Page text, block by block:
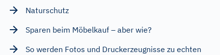
Naturschutz
Sparen beim Möbelkauf – aber wie?
So werden Fotos und Druckerzeugnisse zu echten